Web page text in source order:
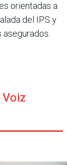
orientadas a
del IPS y